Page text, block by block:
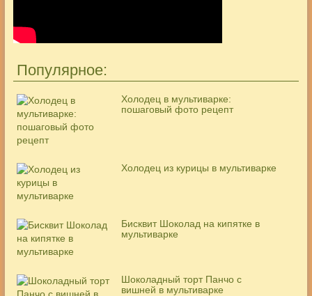
Популярное:
Холодец в мультиварке:
пошаговый фото рецепт
Холодец из курицы в мультиварке
Бисквит Шоколад на кипятке в
мультиварке
Шоколадный торт Панчо с
вишней в мультиварке